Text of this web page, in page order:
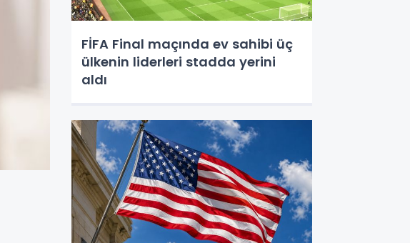
FİFA Final maçında ev sahibi üç
ülkenin liderleri stadda yerini
aldı